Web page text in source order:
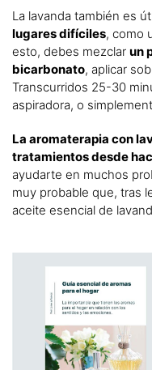
La lavanda también es
lugares difíciles, como
esto, debes mezclar un
bicarbonato, aplicar
Transcurridos 25-30
aspiradora, o
La aromaterapia con
tratamientos desde
ayudarte en muchos
muy probable que, tras
aceite esencial de